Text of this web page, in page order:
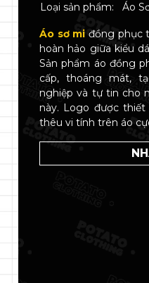
Loại sản phẩm:
Áo
Áo sơ mi đồng phục
hoàn hảo giữa kiểu
Sản phẩm áo đồng
cấp, thoáng mát,
nghiệp và tự tin cho
này. Logo được
thêu vi tính trên áo